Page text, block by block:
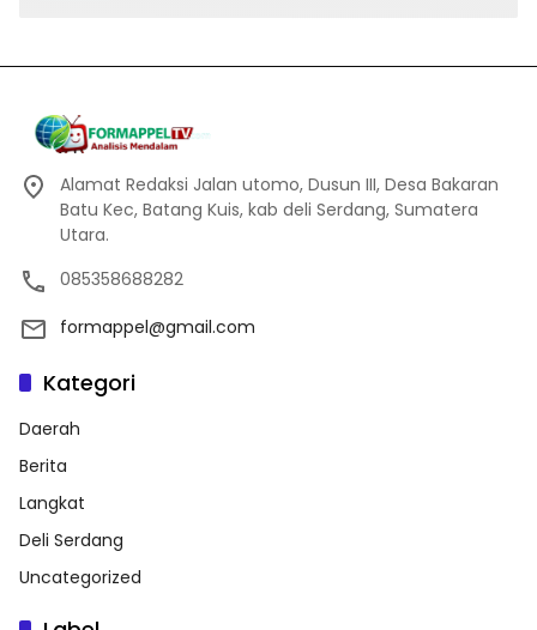
Alamat Redaksi Jalan utomo, Dusun III, Desa Bakaran
Batu Kec, Batang Kuis, kab deli Serdang, Sumatera
Utara.
085358688282
formappel@gmail.com
Kategori
Daerah
Berita
Langkat
Deli Serdang
Uncategorized